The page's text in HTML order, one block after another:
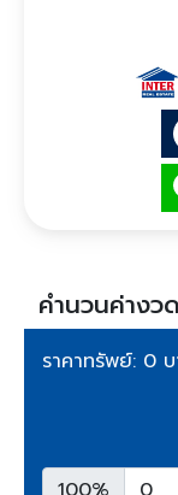
คำนวนค่างว
ราคาทรัพย์: 0